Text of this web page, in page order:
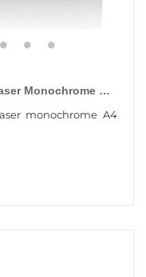
Monochrome A4
monochrome A4